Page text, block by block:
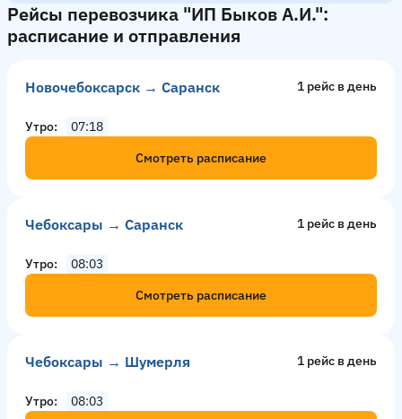
Рейсы перевозчика "ИП Быков А.И.":
расписание и отправления
Новочебоксарск → Саранск 1 рейс в день
Утро
07:18
Смотреть расписание
Чебоксары → Саранск 1 рейс в день
Утро
08:03
Смотреть расписание
Чебоксары → Шумерля 1 рейс в день
Утро
08:03